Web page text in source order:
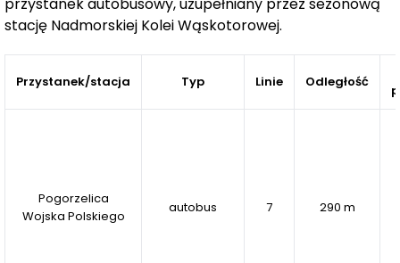
komfortowym układem dróg dojazdowych, ścieżek
pieszych i parkingów, a także estetycznymi elementami
małej architektury.
krajobraz.
stację Nadmorskiej Kolei Wąskotorowej.
Przystanek/stacja Typ Linie Odległość
Pogorzelica
Wojska Polskiego
autobus 7 290 m